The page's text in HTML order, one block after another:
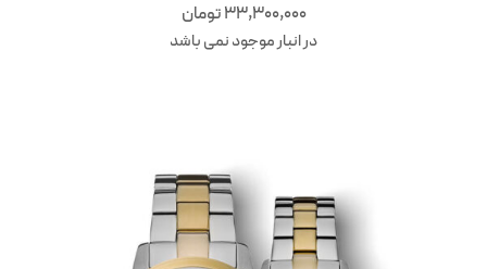
33,300,000تومان
در انبار موجود نمی باشد